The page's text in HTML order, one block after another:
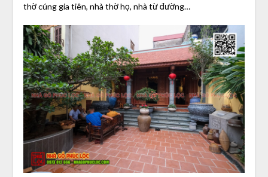
thờ cúng gia tiên, nhà thờ họ, nhà từ đường…